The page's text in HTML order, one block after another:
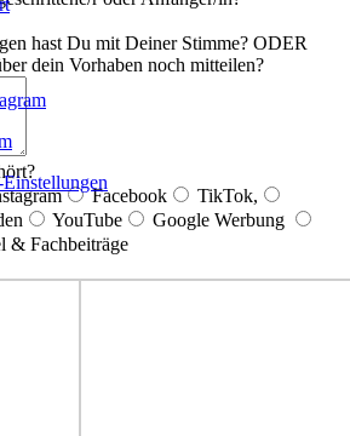
hast Du mit Deiner Stimme? ODER
dein Vorhaben noch mitteilen?
Facebook
TikTok,
YouTube
Google Werbung
& Fachbeiträge